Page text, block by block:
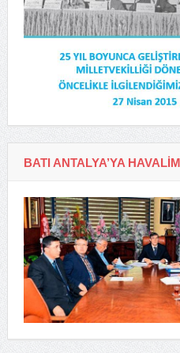
BATI ANTALYA’YA